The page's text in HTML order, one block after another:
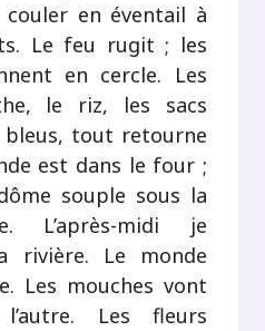
couler en éventail à
Le feu rugit ; les
en cercle. Les
le riz, les sacs
bleus, tout retourne
est dans le four ;
souple sous la
L’après-midi je
rivière. Le monde
Les mouches vont
Les fleurs